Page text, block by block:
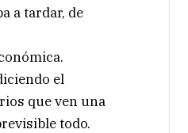
a tardar, de
el
que ven una
todo.